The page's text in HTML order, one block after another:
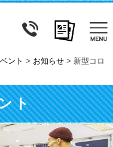
ント > お知らせ> 新型コロ
ト